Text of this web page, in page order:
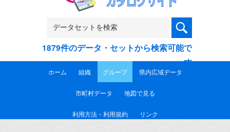
1879件のデータ・セットから検索可能で
す
ホーム 組織 グループ 県内広域データ
市町村データ 地図で見る
利用方法・利用規約 リンク